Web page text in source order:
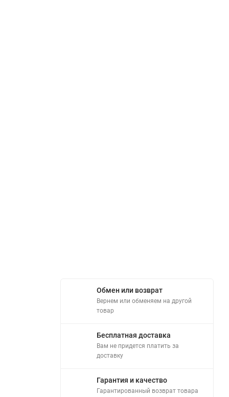
Обмен или возврат
Вернем или обменяем на другой
товар
Бесплатная доставка
Вам не придется платить за
доставку
Гарантия и качество
Гарантированный возврат товара